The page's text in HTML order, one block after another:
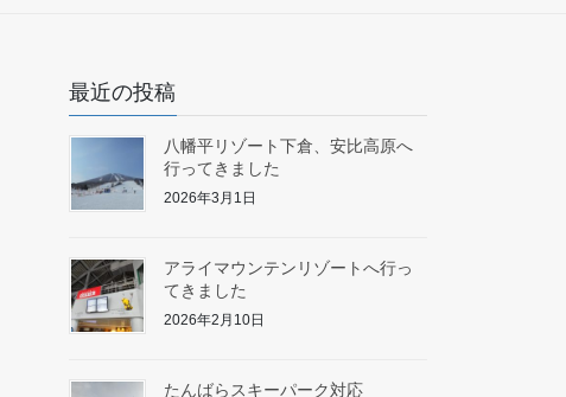
最近の投稿
八幡平リゾート下倉、安比高原へ
行ってきました
2026年3月1日
アライマウンテンリゾートへ行っ
てきました
2026年2月10日
たんばらスキーパーク対応